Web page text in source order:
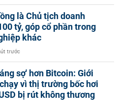
là Chủ tịch doanh
tỷ, góp cổ phần trong
khác
trước
sợ' hơn Bitcoin: Giới
vì thị trường bốc hơi
bị rút không thương